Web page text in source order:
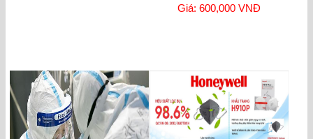
Giá: 600,000 VNĐ